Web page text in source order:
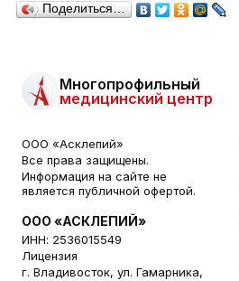
Поделиться…
Многопрофильный
медицинский центр
ООО «Асклепий»
Все права защищены.
Информация на сайте не
является публичной офертой.
ООО «АСКЛЕПИЙ»
ИНН: 2536015549
Лицензия
г. Владивосток, ул. Гамарника,